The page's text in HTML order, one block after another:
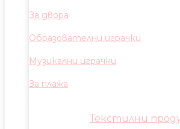
За двора
Образователни играчки
Музикални играчки
За плажа
Текстилни